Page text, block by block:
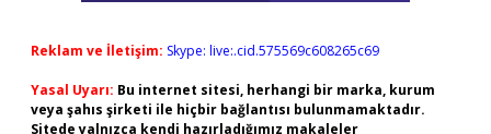
Reklam ve İletişim: Skype: live:.cid.575569c608265c69
Yasal Uyarı: Bu internet sitesi, herhangi bir marka, kurum
veya şahıs şirketi ile hiçbir bağlantısı bulunmamaktadır.
Sitede yalnızca kendi hazırladığımız makaleler